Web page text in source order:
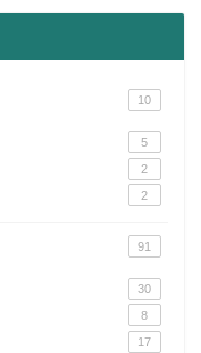
10
5
2
2
91
30
8
17